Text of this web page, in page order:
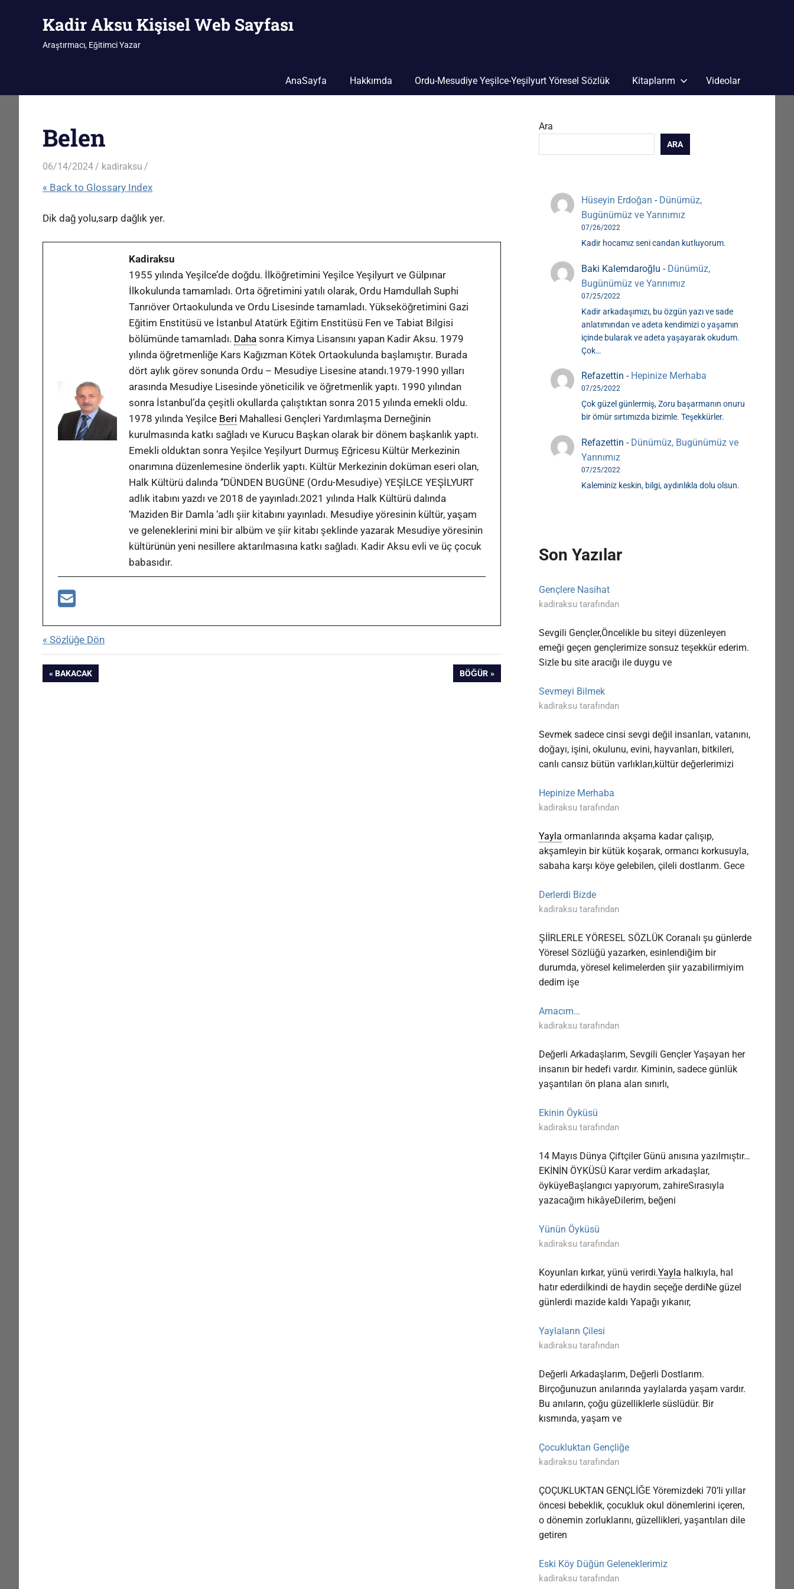
Kadir Aksu Kişisel Web Sayfası
Araştırmacı, Eğitimci Yazar
AnaSayfa Hakkımda Ordu-Mesudiye Yeşilce-Yeşilyurt Yöresel Sözlük Kitaplarım Videolar
Belen
06/14/2024 kadiraksu
« Back to Glossary Index
Dik dağ yolu,sarp dağlık yer.
Kadiraksu
1955 yılında Yeşilce’de doğdu. İlköğretimini Yeşilce Yeşilyurt ve Gülpınar
İlkokulunda tamamladı. Orta öğretimini yatılı olarak, Ordu Hamdullah Suphi
Tanrıöver Ortaokulunda ve Ordu Lisesinde tamamladı. Yükseköğretimini Gazi
Eğitim Enstitüsü ve İstanbul Atatürk Eğitim Enstitüsü Fen ve Tabiat Bilgisi
bölümünde tamamladı. Daha sonra Kimya Lisansını yapan Kadir Aksu. 1979
yılında öğretmenliğe Kars Kağızman Kötek Ortaokulunda başlamıştır. Burada
dört aylık görev sonunda Ordu – Mesudiye Lisesine atandı.1979-1990 yılları
arasında Mesudiye Lisesinde yöneticilik ve öğretmenlik yaptı. 1990 yılından
sonra İstanbul’da çeşitli okullarda çalıştıktan sonra 2015 yılında emekli oldu.
1978 yılında Yeşilce Beri Mahallesi Gençleri Yardımlaşma Derneğinin
kurulmasında katkı sağladı ve Kurucu Başkan olarak bir dönem başkanlık yaptı.
Emekli olduktan sonra Yeşilce Yeşilyurt Durmuş Eğricesu Kültür Merkezinin
onarımına düzenlemesine önderlik yaptı. Kültür Merkezinin doküman eseri olan,
Halk Kültürü dalında ‘’DÜNDEN BUGÜNE (Ordu-Mesudiye) YEŞİLCE YEŞİLYURT
adlık itabını yazdı ve 2018 de yayınladı.2021 yılında Halk Kültürü dalında
‘Maziden Bir Damla ‘adlı şiir kitabını yayınladı. Mesudiye yöresinin kültür, yaşam
ve geleneklerini mini bir albüm ve şiir kitabı şeklinde yazarak Mesudiye yöresinin
kültürünün yeni nesillere aktarılmasına katkı sağladı. Kadir Aksu evli ve üç çocuk
babasıdır.
« Sözlüğe Dön
Yazı
ÖNCEKI
BAKACAK
SONRAKI
BÖĞÜR
Ara
ARA
Hüseyin Erdoğan - Dünümüz,
Bugünümüz ve Yarınımız
07/26/2022
Kadir hocamız seni candan kutluyorum.
Baki Kalemdaroğlu - Dünümüz,
Bugünümüz ve Yarınımız
07/25/2022
Kadir arkadaşımızı, bu özgün yazı ve sade
anlatımından ve adeta kendimizi o yaşamın
içinde bularak ve adeta yaşayarak okudum.
Çok…
Refazettin - Hepinize Merhaba
07/25/2022
Çok güzel günlermiş, Zoru başarmanın onuru
bir ömür sırtımızda bizimle. Teşekkürler.
Refazettin - Dünümüz, Bugünümüz ve
Yarınımız
07/25/2022
Kaleminiz keskin, bilgi, aydınlıkla dolu olsun.
Son Yazılar
Gençlere Nasihat
kadiraksu tarafından
Sevgili Gençler,Öncelikle bu siteyi düzenleyen
emeği geçen gençlerimize sonsuz teşekkür ederim.
Sizle bu site aracığı ile duygu ve
Sevmeyi Bilmek
kadiraksu tarafından
Sevmek sadece cinsi sevgi değil insanları, vatanını,
doğayı, işini, okulunu, evini, hayvanları, bitkileri,
canlı cansız bütün varlıkları,kültür değerlerimizi
Hepinize Merhaba
kadiraksu tarafından
Yayla ormanlarında akşama kadar çalışıp,
akşamleyin bir kütük koşarak, ormancı korkusuyla,
sabaha karşı köye gelebilen, çileli dostlarım. Gece
Derlerdi Bizde
kadiraksu tarafından
ŞİİRLERLE YÖRESEL SÖZLÜK Coranalı şu günlerde
Yöresel Sözlüğü yazarken, esinlendiğim bir
durumda, yöresel kelimelerden şiir yazabilirmiyim
dedim işe
Amacım…
kadiraksu tarafından
Değerli Arkadaşlarım, Sevgili Gençler Yaşayan her
insanın bir hedefi vardır. Kiminin, sadece günlük
yaşantıları ön plana alan sınırlı,
Ekinin Öyküsü
kadiraksu tarafından
14 Mayıs Dünya Çiftçiler Günü anısına yazılmıştır…
EKİNİN ÖYKÜSÜ Karar verdim arkadaşlar,
öyküyeBaşlangıcı yapıyorum, zahireSırasıyla
yazacağım hikâyeDilerim, beğeni
Yünün Öyküsü
kadiraksu tarafından
Koyunları kırkar, yünü verirdi.Yayla halkıyla, hal
hatır ederdiİkindi de haydin seçeğe derdiNe güzel
günlerdi mazide kaldı Yapağı yıkanır,
Yaylaların Çilesi
kadiraksu tarafından
Değerli Arkadaşlarım, Değerli Dostlarım.
Birçoğunuzun anılarında yaylalarda yaşam vardır.
Bu anıların, çoğu güzelliklerle süslüdür. Bir
kısmında, yaşam ve
Çocukluktan Gençliğe
kadiraksu tarafından
ÇOÇUKLUKTAN GENÇLİĞE Yöremizdeki 70’li yıllar
öncesi bebeklik, çocukluk okul dönemlerini içeren,
o dönemin zorluklarını, güzellikleri, yaşantıları dile
getiren
Eski Köy Düğün Geleneklerimiz
kadiraksu tarafından